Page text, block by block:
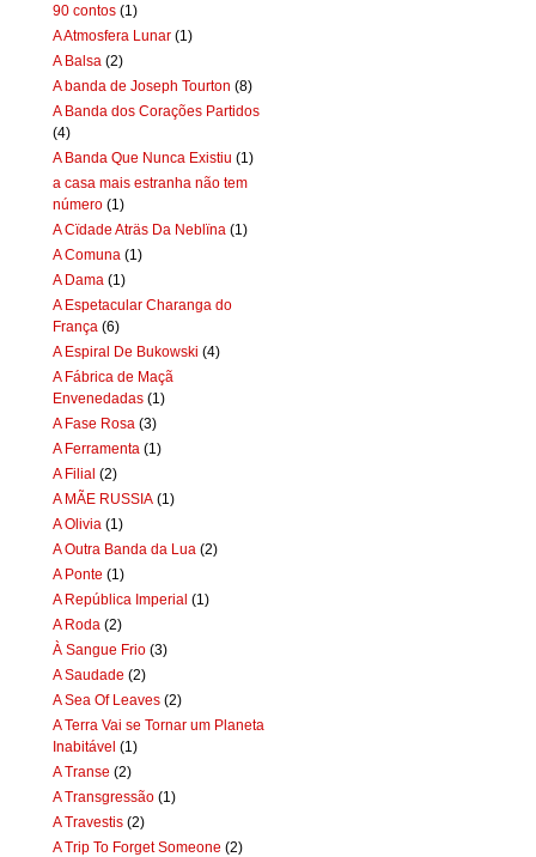
90 contos (1)
A Atmosfera Lunar (1)
A Balsa (2)
A banda de Joseph Tourton (8)
A Banda dos Corações Partidos
(4)
A Banda Que Nunca Existiu (1)
a casa mais estranha não tem
número (1)
A Cïdade Aträs Da Neblïna (1)
A Comuna (1)
A Dama (1)
A Espetacular Charanga do
França (6)
A Espiral De Bukowski (4)
A Fábrica de Maçã
Envenedadas (1)
A Fase Rosa (3)
A Ferramenta (1)
A Filial (2)
A MÃE RUSSIA (1)
A Olivia (1)
A Outra Banda da Lua (2)
A Ponte (1)
A República Imperial (1)
A Roda (2)
À Sangue Frio (3)
A Saudade (2)
A Sea Of Leaves (2)
A Terra Vai se Tornar um Planeta
Inabitável (1)
A Transe (2)
A Transgressão (1)
A Travestis (2)
A Trip To Forget Someone (2)